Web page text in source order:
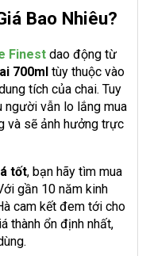
Bao Nhiêu?
Finest dao động từ
700ml tùy thuộc vào
tích của chai. Tuy
người vẫn lo lắng mua
và sẽ ảnh hưởng trực
tốt, bạn hãy tìm mua
gần 10 năm kinh
cam kết đem tới cho
thành ổn định nhất,